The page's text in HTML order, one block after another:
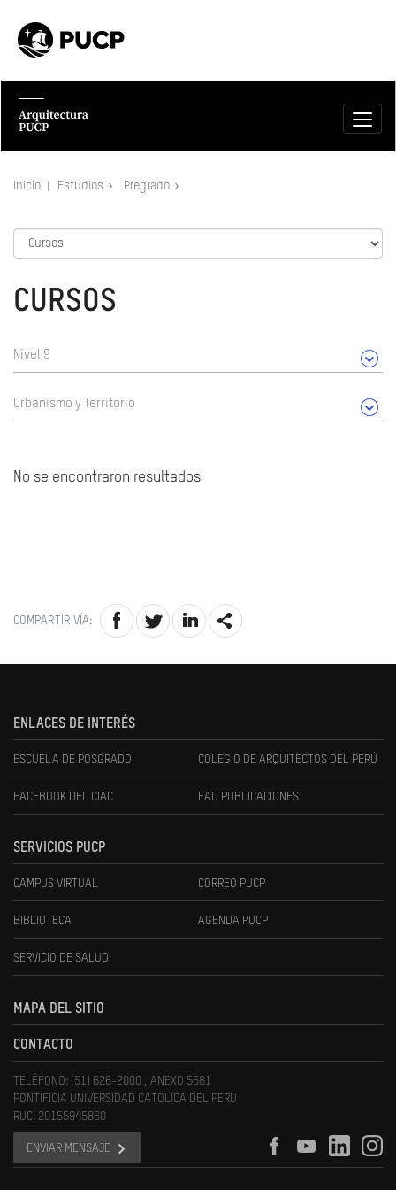
Inicio Estudios Pregrado
CURSOS
Nivel 9
Urbanismo y Territorio
No se encontraron resultados
COMPARTIR VÍA:
ENLACES DE INTERÉS
ESCUELA DE POSGRADO COLEGIO DE ARQUITECTOS DEL PERÚ
FACEBOOK DEL CIAC FAU PUBLICACIONES
SERVICIOS PUCP
CAMPUS VIRTUAL CORREO PUCP
BIBLIOTECA AGENDA PUCP
SERVICIO DE SALUD
MAPA DEL SITIO
CONTACTO
TELÉFONO: (51) 626-2000 , ANEXO 5581
PONTIFICIA UNIVERSIDAD CATOLICA DEL PERU
RUC: 20155945860
ENVIAR MENSAJE